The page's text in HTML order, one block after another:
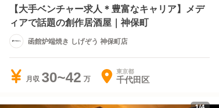
【大手ベンチャー求人＊豊富なキャリア】メデ
ィアで話題の創作居酒屋｜神保町
函館炉端焼き しげぞう 神保町店
月収 30~42 東京都
千代田区